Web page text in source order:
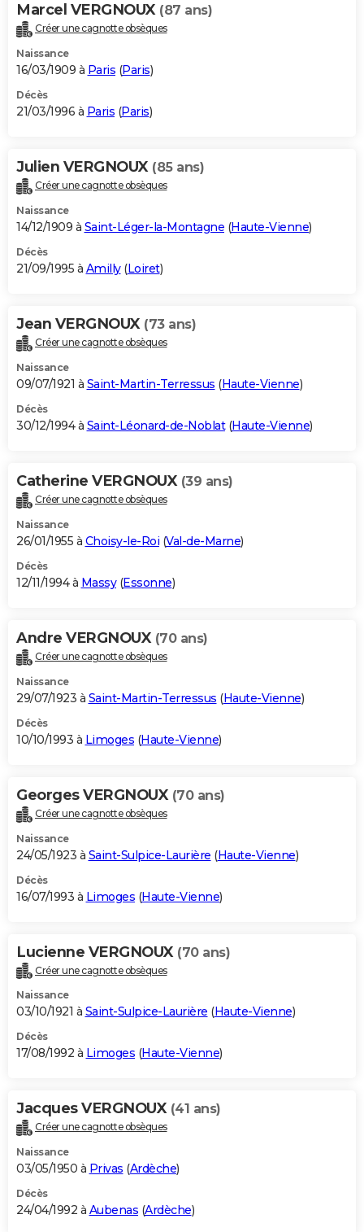
Marcel VERGNOUX (87 ans)
Créer une cagnotte obsèques
Naissance
16/03/1909 à Paris (Paris)
Décès
21/03/1996 à Paris (Paris)
Julien VERGNOUX (85 ans)
Créer une cagnotte obsèques
Naissance
14/12/1909 à Saint-Léger-la-Montagne (Haute-Vienne)
Décès
21/09/1995 à Amilly(Loiret)
Jean VERGNOUX (73 ans)
Créer une cagnotte obsèques
Naissance
09/07/1921 à Saint-Martin-Terressus (Haute-Vienne)
Décès
30/12/1994 à Saint-Léonard-de-Noblat(Haute-Vienne)
Catherine VERGNOUX (39 ans)
Créer une cagnotte obsèques
Naissance
26/01/1955 à Choisy-le-Roi (Val-de-Marne)
Décès
12/11/1994 à Massy(Essonne)
Andre VERGNOUX (70 ans)
Créer une cagnotte obsèques
Naissance
29/07/1923 à Saint-Martin-Terressus (Haute-Vienne)
Décès
10/10/1993 à Limoges (Haute-Vienne)
Georges VERGNOUX (70 ans)
Créer une cagnotte obsèques
Naissance
24/05/1923 à Saint-Sulpice-Laurière (Haute-Vienne)
Décès
16/07/1993 à Limoges (Haute-Vienne)
Lucienne VERGNOUX (70 ans)
Créer une cagnotte obsèques
Naissance
03/10/1921 à Saint-Sulpice-Laurière (Haute-Vienne)
Décès
17/08/1992 à Limoges (Haute-Vienne)
Jacques VERGNOUX (41 ans)
Créer une cagnotte obsèques
Naissance
03/05/1950 à Privas (Ardèche)
Décès
24/04/1992 à Aubenas (Ardèche)